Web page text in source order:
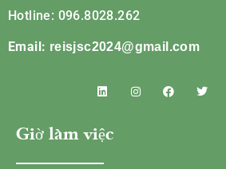
Hotline: 096.8028.262
Email: reisjsc2024@gmail.com
Giờ làm việc